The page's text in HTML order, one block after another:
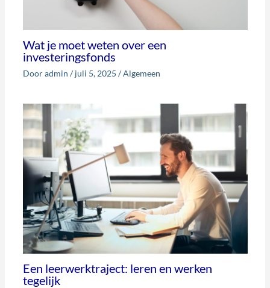
Wat je moet weten over een
investeringsfonds
Door admin /juli 5, 2025 /Algemeen
Een leerwerktraject: leren en werken
tegelijk